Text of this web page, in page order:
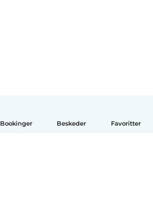
Bookinger Beskeder Favoritter